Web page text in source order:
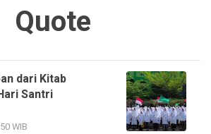
Quote
dari Kitab
Santri
WIB